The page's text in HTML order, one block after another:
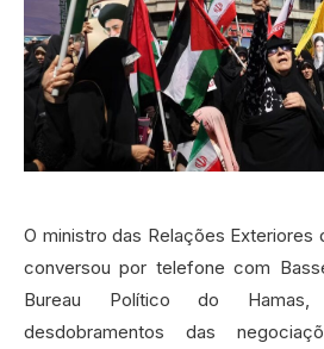
O ministro das Relações Exteriores
conversou por telefone com
Bureau Político do
desdobramentos das